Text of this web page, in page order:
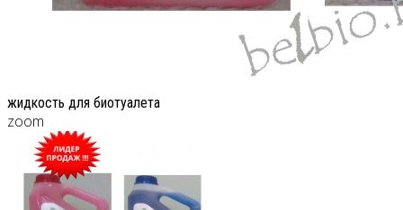
жидкость для биотуалета
zoom